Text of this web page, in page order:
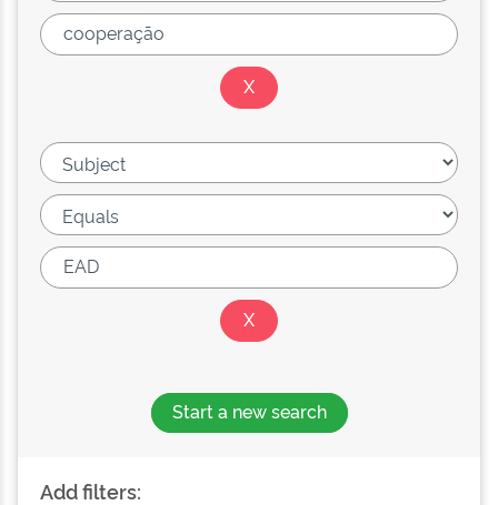
Start a new search
Add filters: